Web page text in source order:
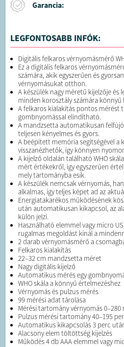
Garancia:
LEGFONTOSABB INFÓK:
Digitális felkaros vérnyomásmérő
Ez a digitális felkaros
számára, akik egyszerűen és
vérnyomásukat otthon.
A készülék nagy méretű kijelzője és
minden korosztály számára
A felkaros kialakítás pontos mérést
gombnyomással elindítható.
A mandzsetta automatikusan
teljesen kényelmes és gyors.
A beépített memória segítségével a
visszanézhetők, így könnyen
A kijelző oldalán található WHO
mért értékekről, így egyszerűen
mely tartományba esik.
A készülék nemcsak vérnyomás,
alkalmas, így teljes képet ad az
Energiatakarékos működésének
után automatikusan kikapcsol, az
külön jelzi.
Használható elemmel vagy micro
rugalmas megoldást kínál a
2 darab vérnyomásmérő a
Felkaros kialakítás
22–32 cm mandzsetta méret
Nagy digitális kijelző
Automatikus mérés egy
WHO skála a könnyű értelmezéshez
Vérnyomás és pulzus mérés
99 mérési adat tárolása
Mérési tartomány vérnyomás 0–280
Pulzus mérési tartomány 40–195
Automatikus kikapcsolás 3 perc
Alacsony elem töltöttség kijelzés
Működés 4 db AAA elemmel vagy